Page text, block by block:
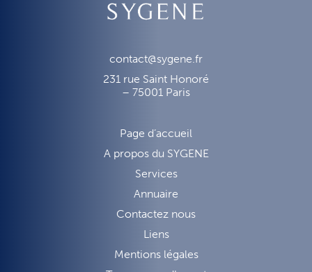
contact@sygene.fr
231 rue Saint Honoré
– 75001 Paris
Page d’accueil
A propos du SYGENE
Services
Annuaire
Contactez nous
Liens
Mentions légales